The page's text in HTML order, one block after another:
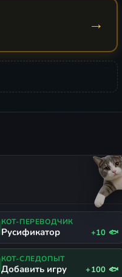
→
КОТ-ПЕРЕВОДЧИК
Русификатор +10 🐟
КОТ-СЛЕДОПЫТ
Добавить игру +100 🐟